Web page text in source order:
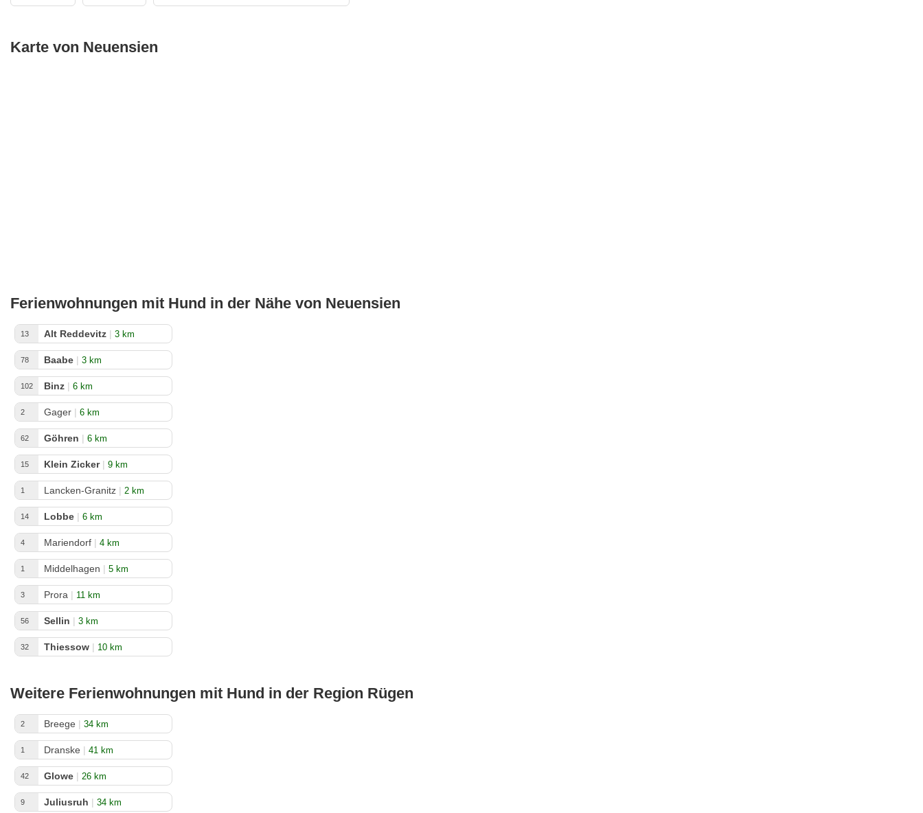
Karte von Neuensien
Ferienwohnungen mit Hund in der Nähe von Neuensien
13 Alt Reddevitz | 3 km
78 Baabe | 3 km
102 Binz | 6 km
2 Gager | 6 km
62 Göhren | 6 km
15 Klein Zicker | 9 km
1 Lancken-Granitz | 2 km
14 Lobbe | 6 km
4 Mariendorf | 4 km
1 Middelhagen | 5 km
3 Prora | 11 km
56 Sellin | 3 km
32 Thiessow | 10 km
Weitere Ferienwohnungen mit Hund in der Region Rügen
2 Breege | 34 km
1 Dranske | 41 km
42 Glowe | 26 km
9 Juliusruh | 34 km